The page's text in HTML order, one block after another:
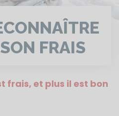
FRAIS
frais, et plus il est bon